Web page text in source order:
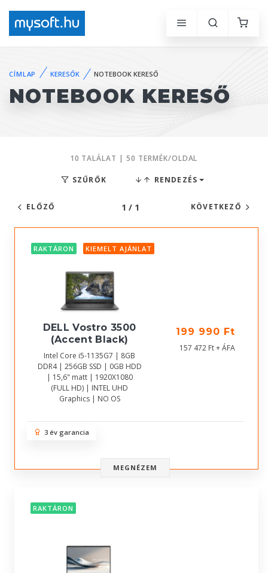
CÍMLAP KERESŐK NOTEBOOK KERESŐ
NOTEBOOK KERESŐ
10 TALÁLAT | 50 TERMÉK/OLDAL
SZŰRŐK RENDEZÉS
ELŐZŐ 1 / 1 KÖVETKEZŐ
RAKTÁRON KIEMELT AJÁNLAT
DELL Vostro 3500
(Accent Black)
Intel Core i5-1135G7 | 8GB
DDR4 | 256GB SSD | 0GB HDD
| 15,6" matt | 1920X1080
(FULL HD) | INTEL UHD
Graphics | NO OS
199 990 Ft
157 472 Ft + ÁFA
3 év garancia
MEGNÉZEM
RAKTÁRON